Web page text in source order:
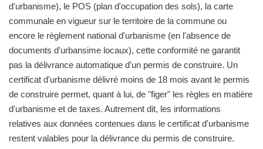
d'urbanisme), le POS (plan d'occupation des sols), la carte
communale en vigueur sur le territoire de la commune ou
encore le règlement national d'urbanisme (en l'absence de
documents d'urbansime locaux), cette conformité ne garantit
pas la délivrance automatique d'un permis de construire. Un
certificat d'urbanisme délivré moins de 18 mois avant le permis
de construire permet, quant à lui, de "figer" les règles en matière
d'urbanisme et de taxes. Autrement dit, les informations
relatives aux données contenues dans le certificat d'urbanisme
restent valables pour la délivrance du permis de construire.